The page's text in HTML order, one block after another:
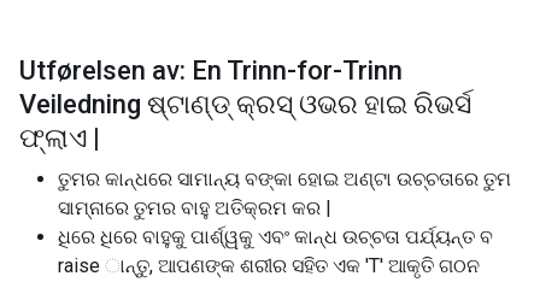
Utførelsen av: En Trinn-for-Trinn
Veiledning ଷ୍ଟାଣ୍ଡ୍ କ୍ରସ୍ ଓଭର ହାଇ ରିଭର୍ସ
ଫ୍ଲାଏ |
ତୁମର କାନ୍ଧରେ ସାମାନ୍ୟ ବଙ୍କା ହୋଇ ଅଣ୍ଟା ଉଚ୍ଚତାରେ ତୁମ
ସାମ୍ନାରେ ତୁମର ବାହୁ ଅତିକ୍ରମ କର |
ଧିରେ ଧିରେ ବାହୁକୁ ପାର୍ଶ୍ୱକୁ ଏବଂ କାନ୍ଧ ଉଚ୍ଚତା ପର୍ଯ୍ୟନ୍ତ ବ
raise ାନ୍ତୁ, ଆପଣଙ୍କ ଶରୀର ସହିତ ଏକ 'T' ଆକୃତି ଗଠନ